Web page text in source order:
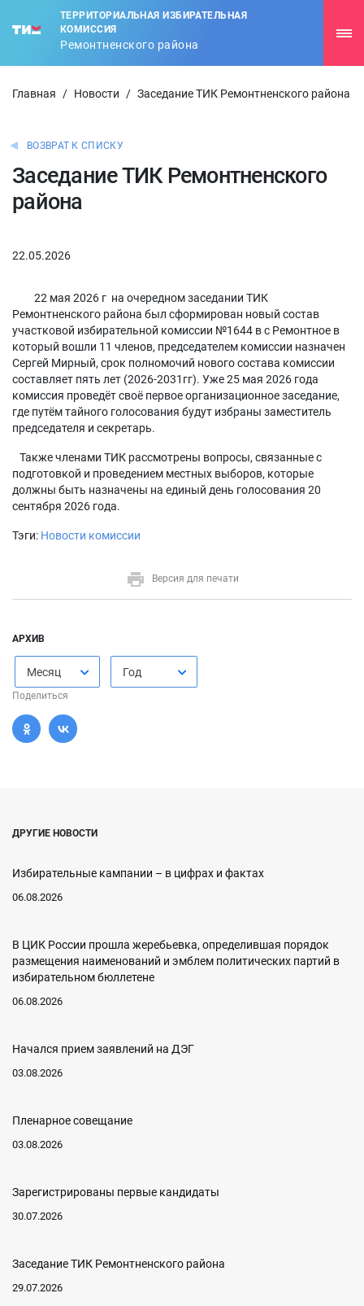
ТЕРРИТОРИАЛЬНАЯ ИЗБИРАТЕЛЬНАЯ
КОМИССИЯ
Ремонтненского района
Главная / Новости / Заседание ТИК Ремонтненского района
ВОЗВРАТ К СПИСКУ
Заседание ТИК Ремонтненского
района
22.05.2026
22 мая 2026 г на очередном заседании ТИК
Ремонтненского района был сформирован новый состав
участковой избирательной комиссии №1644 в с Ремонтное в
который вошли 11 членов, председателем комиссии назначен
Сергей Мирный, срок полномочий нового состава комиссии
составляет пять лет (2026-2031гг). Уже 25 мая 2026 года
комиссия проведёт своё первое организационное заседание,
где путём тайного голосования будут избраны заместитель
председателя и секретарь.
Также членами ТИК рассмотрены вопросы, связанные с
подготовкой и проведением местных выборов, которые
должны быть назначены на единый день голосования 20
сентября 2026 года.
Тэги: Новости комиссии
Версия для печати
АРХИВ
Месяц Год
Поделиться
ДРУГИЕ НОВОСТИ
Избирательные кампании – в цифрах и фактах
06.08.2026
В ЦИК России прошла жеребьевка, определившая порядок
размещения наименований и эмблем политических партий в
избирательном бюллетене
06.08.2026
Начался прием заявлений на ДЭГ
03.08.2026
Пленарное совещание
03.08.2026
Зарегистрированы первые кандидаты
30.07.2026
Заседание ТИК Ремонтненского района
29.07.2026